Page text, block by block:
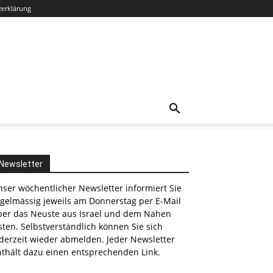
Newsletter
wöchentlicher Newsletter informiert Sie
jeweils am Donnerstag per E-Mail
das Neuste aus Israel und dem Nahen
Selbstverständlich können Sie sich
wieder abmelden. Jeder Newsletter
dazu einen entsprechenden Link.